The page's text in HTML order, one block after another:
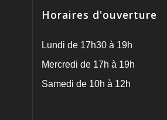
Horaires d'ouverture
Lundi de 17h30 à 19h
Mercredi de 17h à 19h
Samedi de 10h à 12h